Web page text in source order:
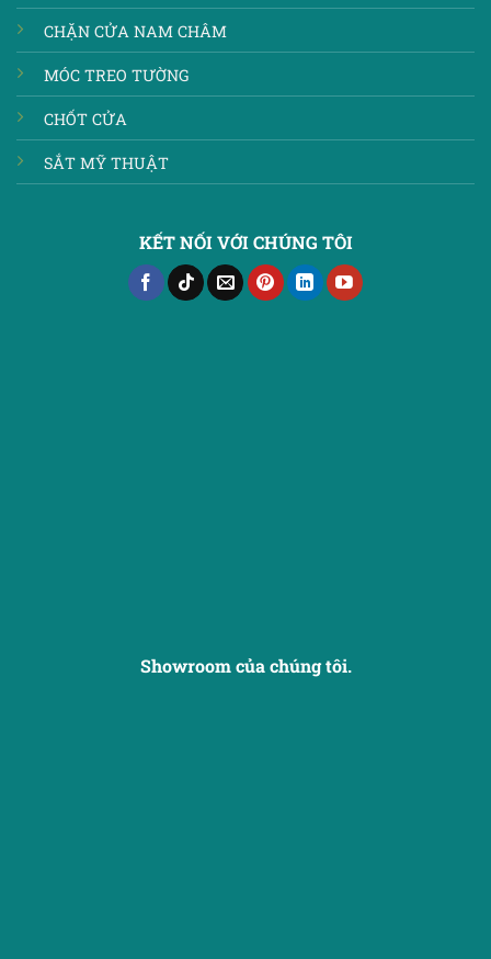
CHẶN CỬA NAM CHÂM
MÓC TREO TƯỜNG
CHỐT CỬA
SẮT MỸ THUẬT
KẾT NỐI VỚI CHÚNG TÔI
Showroom của chúng tôi.